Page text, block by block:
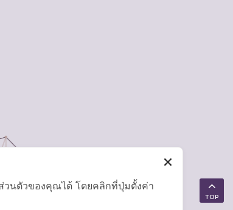
TOP
วนตัวของคุณได้ โดยคลิกที่ปุ่มตั้งค่า